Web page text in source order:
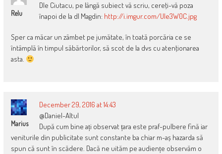
Relu
Dle Ciutacu, pe lângă subiect vă scriu, cereţi-vă poza
înapoi de la dl Magdin: http://i.imgur.com/UIe3W0C.jpg
Sper ca măcar un zâmbet pe jumătate, în toată porcăria ce se
întâmplă în timpul săbărtorilor, să scot de la dvs cu atenţionarea
asta.
Marius
December 29, 2016 at 14:43
@Daniel-Altul
După cum bine ați observat țara este praf-pulbere fină iar
veniturile din publicitate sunt constante ba chiar m-aș hazarda să
spun că sunt în scădere. Dacă ne uităm pe audiențe observăm o